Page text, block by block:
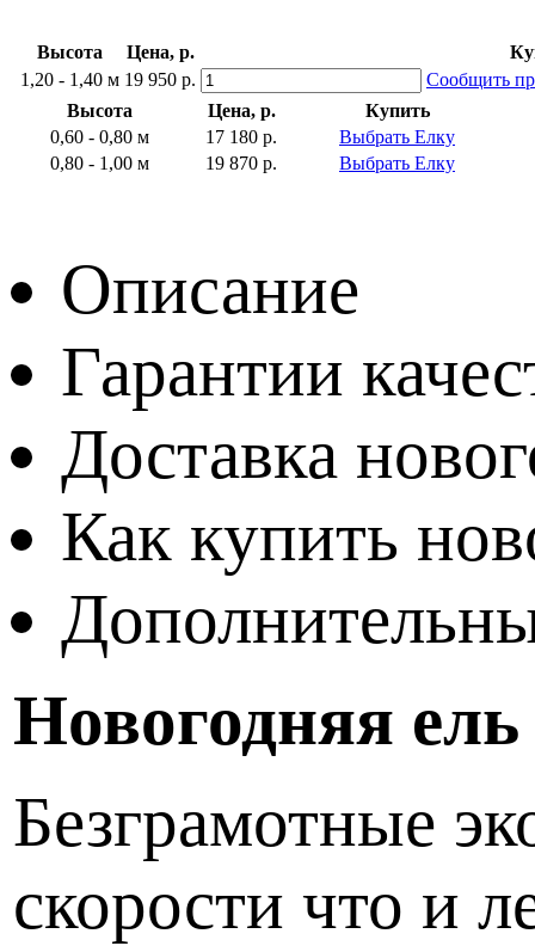
Высота Цена, р.
1,20 - 1,40 м 19 950 р.
Сообщить
Высота
Цена, р.
Купить
0,60 - 0,80 м
17 180 р.
Выбрать Елку
0,80 - 1,00 м
19 870 р. Выбрать Елку
Описание
Гарантии
Доставка
Как купить
Новогодняя
Безграмотные
скорости что и